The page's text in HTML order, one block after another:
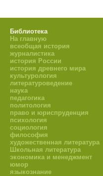
Библиотека
На главную
всеобщая история
журналистика
история России
история древнего мира
культурология
литературоведение
наука
педагогика
политология
право и юриспруденция
психология
социология
философия
художественная литература
Школьная литература
экономика и менеджмент
юмор
языкознание